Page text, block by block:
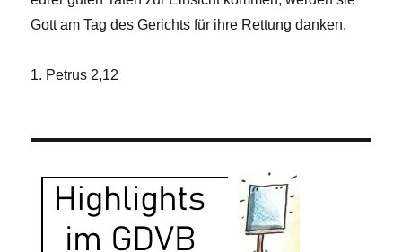
Gott am Tag des Gerichts für ihre Rettung danken.
1. Petrus 2,12